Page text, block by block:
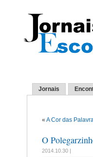
Jornais
« A Cor das
O
2014.10.30 |